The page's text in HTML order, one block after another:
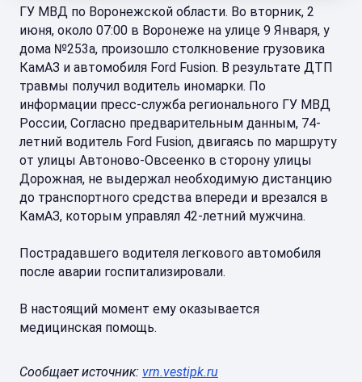
ГУ МВД по Воронежской области. Во вторник, 2
июня, около 07:00 в Воронеже на улице 9 Января, у
дома №253а, произошло столкновение грузовика
КамАЗ и автомобиля Ford Fusion. В результате ДТП
травмы получил водитель иномарки. По
информации пресс-служба регионального ГУ МВД
России, Согласно предварительным данным, 74-
летний водитель Ford Fusion, двигаясь по маршруту
от улицы Автоново-Овсеенко в сторону улицы
Дорожная, не выдержал необходимую дистанцию
до транспортного средства впереди и врезался в
КамАЗ, которым управлял 42-летний мужчина.
Пострадавшего водителя легкового автомобиля
после аварии госпитализировали.
В настоящий момент ему оказывается
медицинская помощь.
Сообщает источник: vrn.vestipk.ru